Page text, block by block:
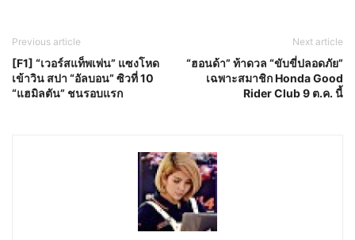
Previous article
[F1] “เวอร์สแท็พเพ่น” แซงโหด
เข้าวิน สปา “อัลบอน” ซิวที่ 10
“แฮมิลตัน” ชนรอบแรก
Next article
“ฮอนด้า” ท้าดวล “ขับขี่ปลอดภัย”
เฉพาะสมาชิก Honda Good
Rider Club 9 ต.ค. นี้